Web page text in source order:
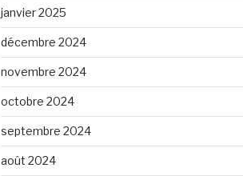
janvier 2025
décembre 2024
novembre 2024
octobre 2024
septembre 2024
août 2024